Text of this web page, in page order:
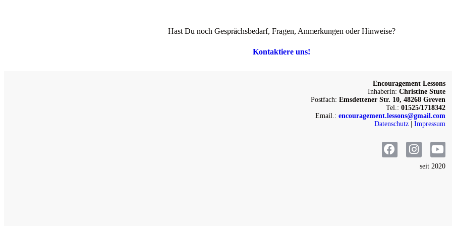
Hast Du noch Gesprächsbedarf, Fragen, Anmerkungen oder Hinweise?
Kontaktiere uns!
Encouragement Lessons
Inhaberin:Christine Stute
Postfach:Emsdettener Str. 10, 48268 Greven
Tel.:01525/1718342
Email.:encouragement.lessons@gmail.com
Datenschutz |Impressum
seit 2020